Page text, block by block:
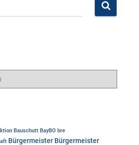
Bauschutt BayBO bre
Bürgermeister Bürgermeister